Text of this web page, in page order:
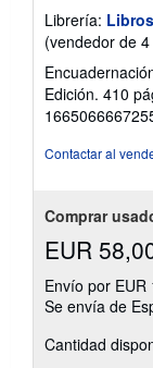
Librería:
(vendedor de
Edición. 410
Contactar al
Comprar
EUR
Envío por EUR
Se envía de
Cantidad